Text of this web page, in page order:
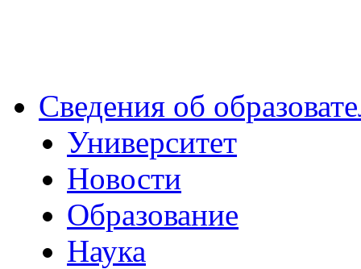
Сведения об
Университет
Новости
Образование
Наука